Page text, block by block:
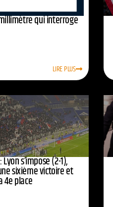
qui interroge
LIRE PLUS
s’impose (2-1),
sixième victoire et
4e place